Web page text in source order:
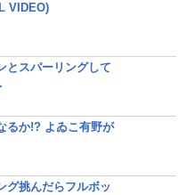
VIDEO)
とスパーリングして
るか!? よゐこ有野が
グ挑んだらフルボッ